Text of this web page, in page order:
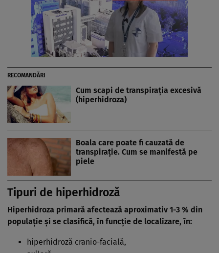
RECOMANDĂRI
Cum scapi de transpiraţia excesivă
(hiperhidroza)
Boala care poate fi cauzată de
transpirație. Cum se manifestă pe
piele
Tipuri de hiperhidroză
Hiperhidroza primară afectează aproximativ 1-3 % din
populaţie şi se clasifică, în funcţie de localizare, în:
hiperhidroză cranio-facială,